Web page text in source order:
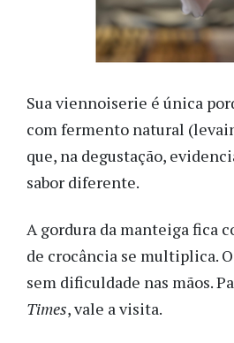
Sua viennoiserie é única
com fermento natural
que, na degustação,
sabor diferente.
A gordura da manteiga fica
de crocância se multiplica.
sem dificuldade nas mãos.
Times, vale a visita.